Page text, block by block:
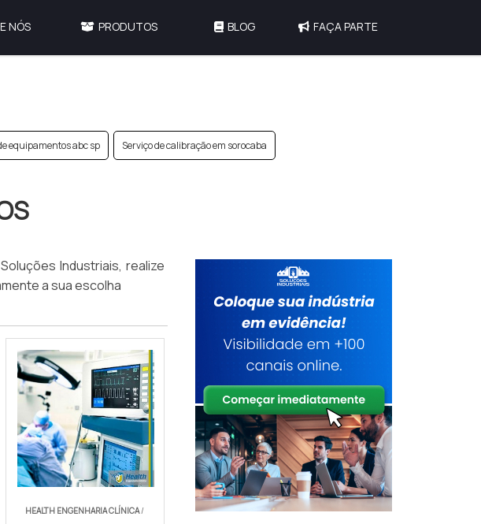
NÓS PRODUTOS BLOG FAÇA PARTE
equipamentos abc sp Serviço de calibração em sorocaba
Industriais, realize
a sua escolha
HEALTH ENGENHARIA CLÍNICA/